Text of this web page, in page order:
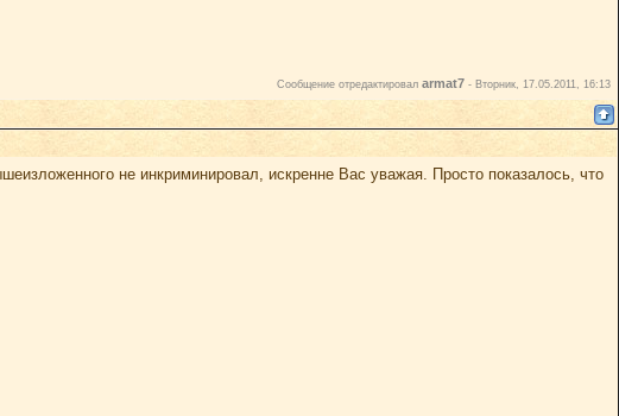
Сообщение отредактировал armat7 - Вторник, 17.05.2011, 16:13
не инкриминировал, искренне Вас уважая. Просто показалось, что